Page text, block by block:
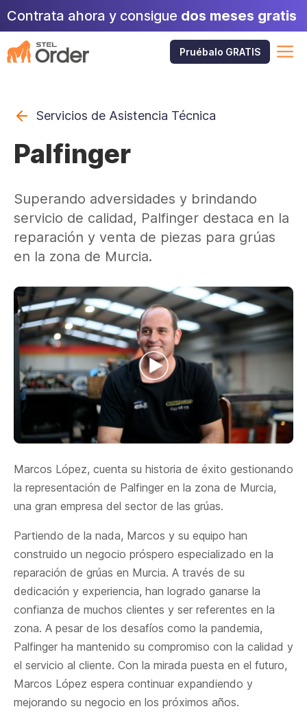
Saltar
contenido
Contrata ahora y consigue dos meses gratis
Pruébalo GRATIS
Servicios de Asistencia Técnica
Palfinger
Superando adversidades y brindando
servicio de calidad, Palfinger destaca en la
reparación y venta de piezas para grúas
en la zona de Murcia.
Marcos López, cuenta su historia de éxito gestionando
la representación de Palfinger en la zona de Murcia,
una gran empresa del sector de las grúas.
Partiendo de la nada, Marcos y su equipo han
construido un negocio próspero especializado en la
reparación de grúas en Murcia. A través de su
dedicación y experiencia, han logrado ganarse la
confianza de muchos clientes y ser referentes en la
zona. A pesar de los desafíos como la pandemia,
Palfinger ha mantenido su compromiso con la calidad y
el servicio al cliente. Con la mirada puesta en el futuro,
Marcos López espera continuar expandiendo y
mejorando su negocio en los próximos años.